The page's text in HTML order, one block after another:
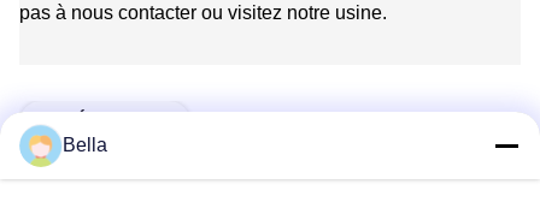
pas à nous contacter ou visitez notre usine.
Les Étiquettes:
Matière D'agrégation Dentaire
Bella